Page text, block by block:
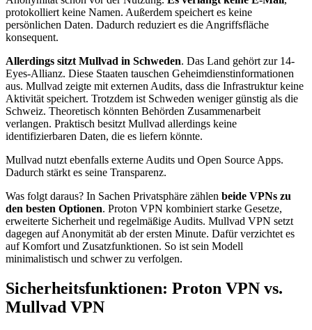
protokolliert keine Namen. Außerdem speichert es keine
persönlichen Daten. Dadurch reduziert es die Angriffsfläche
konsequent.
Allerdings sitzt Mullvad in Schweden. Das Land gehört zur 14-
Eyes-Allianz. Diese Staaten tauschen Geheimdienstinformationen
aus. Mullvad zeigte mit externen Audits, dass die Infrastruktur keine
Aktivität speichert. Trotzdem ist Schweden weniger günstig als die
Schweiz. Theoretisch könnten Behörden Zusammenarbeit
verlangen. Praktisch besitzt Mullvad allerdings keine
identifizierbaren Daten, die es liefern könnte.
Mullvad nutzt ebenfalls externe Audits und Open Source Apps.
Dadurch stärkt es seine Transparenz.
Was folgt daraus? In Sachen Privatsphäre zählen beide VPNs zu
den besten Optionen. Proton VPN kombiniert starke Gesetze,
erweiterte Sicherheit und regelmäßige Audits. Mullvad VPN setzt
dagegen auf Anonymität ab der ersten Minute. Dafür verzichtet es
auf Komfort und Zusatzfunktionen. So ist sein Modell
minimalistisch und schwer zu verfolgen.
Sicherheitsfunktionen: Proton VPN vs.
Mullvad VPN